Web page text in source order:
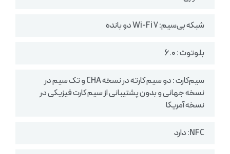
شبکه بی‌سیم: Wi-Fi 7 دو بانده
بلوتوث : 6.0
سیم‌کارت : دو سیم کارته در نسخه CHA و تک سیم در
نسخه جهانی و بدون پشتیبانی از سیم کارت فیزیکی در
نسخه آمریکا
NFC: دارد